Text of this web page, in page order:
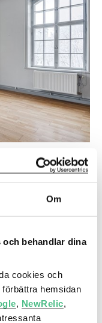
Om
och behandlar dina
cookies och
hemsidan
, NewRelic,
Kontor